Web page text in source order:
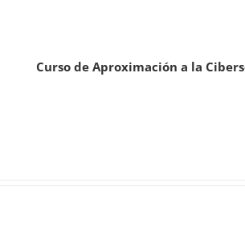
Curso de Aproximación a la